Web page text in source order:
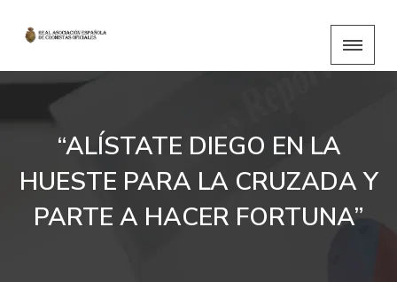
“ALÍSTATE DIEGO EN LA
HUESTE PARA LA CRUZADA Y
PARTE A HACER FORTUNA”